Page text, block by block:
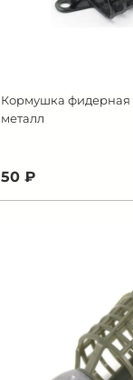
Кормушка
металл
50 ₽